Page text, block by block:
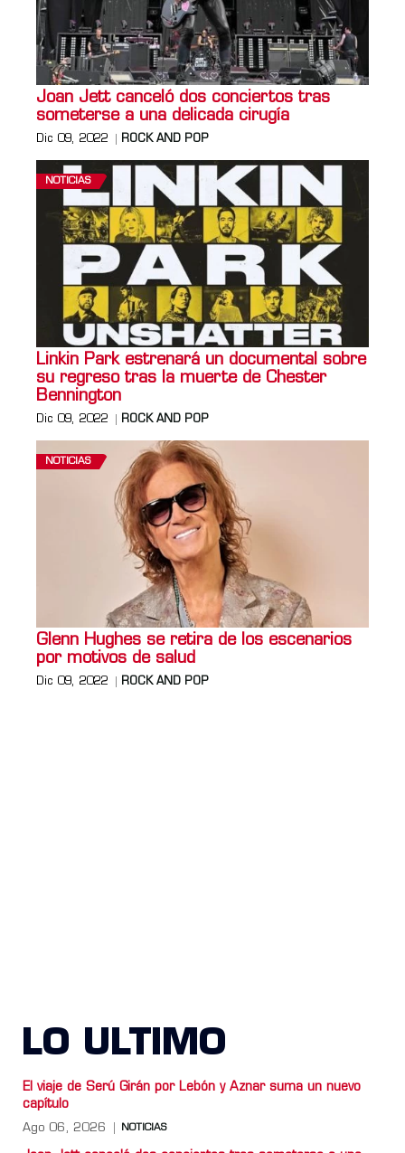
Joan Jett canceló dos conciertos tras
someterse a una delicada cirugía
Dic 09, 2022 ROCK AND POP
NOTICIAS
Linkin Park estrenará un documental sobre
su regreso tras la muerte de Chester
Bennington
Dic 09, 2022 ROCK AND POP
NOTICIAS
Glenn Hughes se retira de los escenarios
por motivos de salud
Dic 09, 2022 ROCK AND POP
LO ULTIMO
El viaje de Serú Girán por Lebón y Aznar suma un nuevo
capítulo
Ago 06, 2026 NOTICIAS